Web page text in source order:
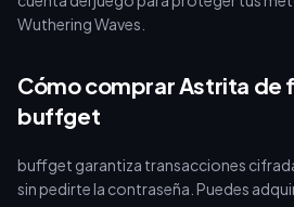
Wuthering Waves.
Cómo comprar Astrita de
buffget
buffget garantiza transacciones
sin pedirte la contraseña. Puedes